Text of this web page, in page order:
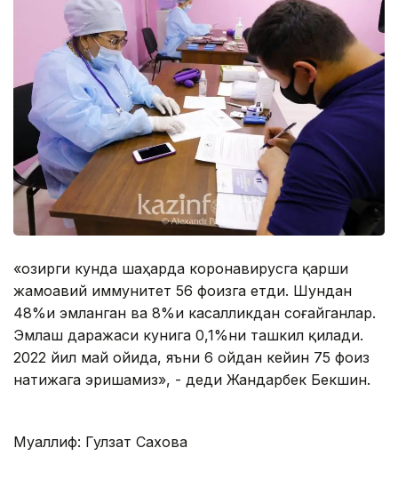
«Ҳозирги кунда шаҳарда коронавирусга қарши
жамоавий иммунитет 56 фоизга етди. Шундан
48%и эмланган ва 8%и касалликдан соғайганлар.
Эмлаш даражаси кунига 0,1%ни ташкил қилади.
2022 йил май ойида, яъни 6 ойдан кейин 75 фоиз
натижага эришамиз», - деди Жандарбек Бекшин.
Муаллиф: Гулзат Сахова